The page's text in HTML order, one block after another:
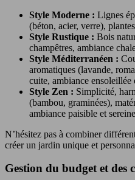
Style Moderne : Lignes
(béton, acier, verre),
Style Rustique : Bois
champêtres, ambiance
Style Méditerranéen :
aromatiques (lavande,
cuite, ambiance ensoleillée
Style Zen : Simplicité,
(bambou, graminées),
ambiance paisible et
N’hésitez pas à combiner
créer un jardin unique et
Gestion du budget et des